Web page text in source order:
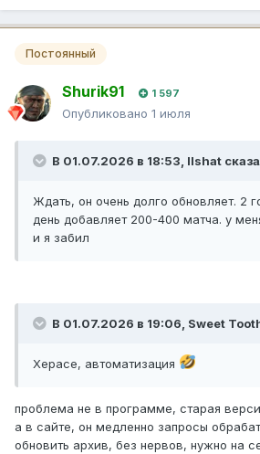
Постоянный
Shurik91 1 597
Опубликовано 1 июля
В 01.07.2026 в 18:53, Ilshat
Ждать, он очень долго обновляет. 2
день добавляет 200-400 матча. у
и я забил
В 01.07.2026 в 19:06, Sweet
Херасе, автоматизация
проблема не в программе, старая
а в сайте, он медленно запросы
обновить архив, без нервов, нужно на